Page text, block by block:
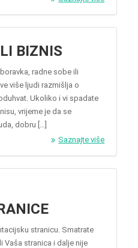
BIZNIS
radne sobe ili
više ljudi razmišlja o
Ukoliko i vi spadate
vrijeme je da se
dobru […]
Saznajte više
stranicu. Smatrate
Vaša stranica i dalje nije